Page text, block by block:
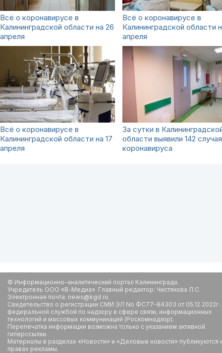
Всё о коронавирусе в
Калининградской области на 26
апреля
Всё о коронавирусе в
Калининградской области
апреля
Всё о коронавирусе в
Калининградской области на 17
апреля
За сутки в
области выявили 142 случая
коронавируса
© Информационно-аналитический портал Калининграда.
Учредитель ООО «В-Медиа». Главный редактор: Чистякова Л.С.
Электронная почта: news@kgd.ru.
Свидетельство о регистрации СМИ ЭЛ No ФС77-84303 от
федеральной службой по надзору в сфере связи, информационных
технологий и массовых коммуникаций (Роскомнадзор).
Перепечатка информации возможна только с указанием активной
гиперссылки.
Материалы в разделах «Новости» и «Деловые новости» публикуются
правах рекламы.